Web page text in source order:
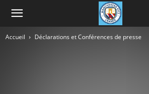
Accueil Déclarations et Conférences de presse